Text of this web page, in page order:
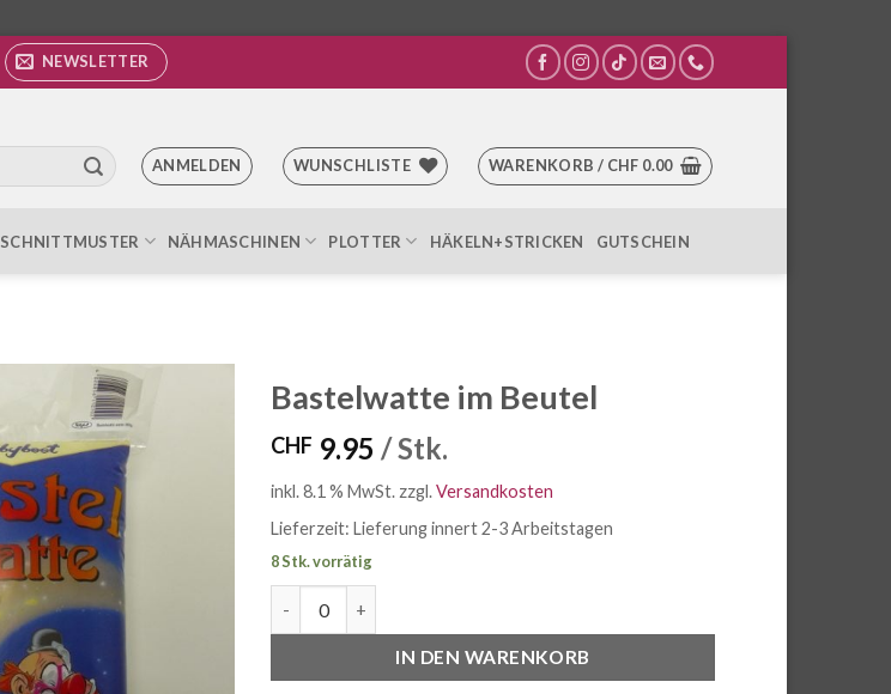
NEWSLETTER
ANMELDEN WUNSCHLISTE WARENKORB / CHF 0.00
SCHNITTMUSTER NÄHMASCHINEN PLOTTER HÄKELN+STRICKEN GUTSCHEIN
Auf die
Wunschliste
Bastelwatte im Beutel
CHF 9.95 / Stk.
inkl. 8.1 % MwSt. zzgl.Versandkosten
Lieferzeit:Lieferung innert 2-3 Arbeitstagen
8 Stk. vorrätig
IN DEN WARENKORB